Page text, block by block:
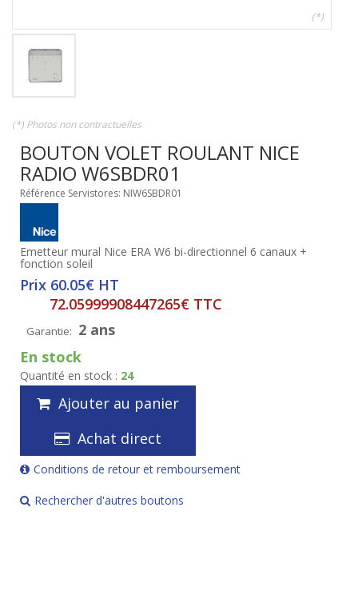
(*)
(*) Photos non contractuelles
BOUTON VOLET ROULANT NICE
RADIO W6SBDR01
Référence Servistores: NIW6SBDR01
Emetteur mural Nice ERA W6 bi-directionnel 6 canaux +
fonction soleil
Prix 60.05€ HT
72.05999908447265€ TTC
Garantie: 2 ans
En stock
Quantité en stock : 24
Ajouter au panier
Achat direct
Conditions de retour et remboursement
Rechercher d'autres boutons